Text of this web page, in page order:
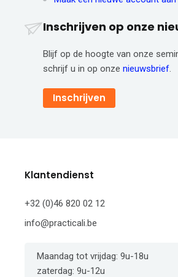
Inschrijven op onze
Blijf op de hoogte van onze
schrijf u in op onze nieuwsbrief
Inschrijven
Klantendienst
+32 (0)46 820 02 12
info@practicali.be
Maandag tot vrijdag: 9u-18u
zaterdag: 9u-12u